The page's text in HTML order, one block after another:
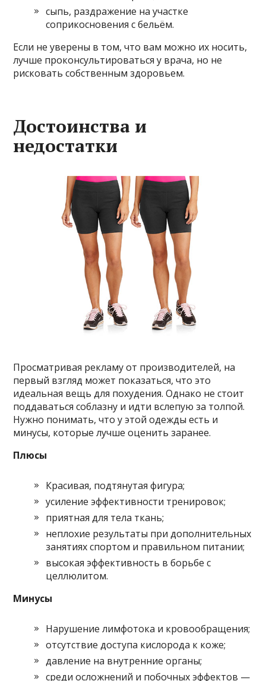
сыпь, раздражение на участке
соприкосновения с бельём.
Если не уверены в том, что вам можно их носить,
лучше проконсультироваться у врача, но не
рисковать собственным здоровьем.
Достоинства и
недостатки
Просматривая рекламу от производителей, на
первый взгляд может показаться, что это
идеальная вещь для похудения. Однако не стоит
поддаваться соблазну и идти вслепую за толпой.
Нужно понимать, что у этой одежды есть и
минусы, которые лучше оценить заранее.
Плюсы
Красивая, подтянутая фигура;
усиление эффективности тренировок;
приятная для тела ткань;
неплохие результаты при дополнительных
занятиях спортом и правильном питании;
высокая эффективность в борьбе с
целлюлитом.
Минусы
Нарушение лимфотока и кровообращения;
отсутствие доступа кислорода к коже;
давление на внутренние органы;
среди осложнений и побочных эффектов —